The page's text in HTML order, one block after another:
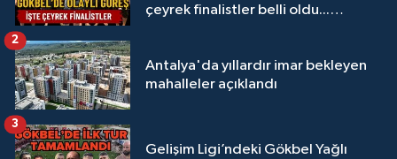
çeyrek finalistler belli oldu...
Antalya'da yıllardır imar bekleyen
mahalleler açıklandı
2
Gelişim Ligi’ndeki Gökbel Yağlı
3